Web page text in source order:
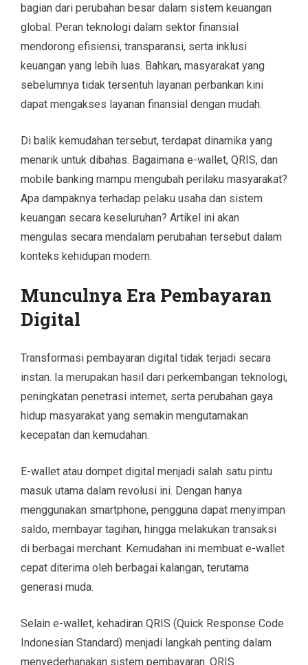
bagian dari perubahan besar dalam sistem keuangan
global. Peran teknologi dalam sektor finansial
mendorong efisiensi, transparansi, serta inklusi
keuangan yang lebih luas. Bahkan, masyarakat yang
sebelumnya tidak tersentuh layanan perbankan kini
dapat mengakses layanan finansial dengan mudah.
Di balik kemudahan tersebut, terdapat dinamika yang
menarik untuk dibahas. Bagaimana e-wallet, QRIS, dan
mobile banking mampu mengubah perilaku masyarakat?
Apa dampaknya terhadap pelaku usaha dan sistem
keuangan secara keseluruhan? Artikel ini akan
mengulas secara mendalam perubahan tersebut dalam
konteks kehidupan modern.
Munculnya Era Pembayaran
Digital
Transformasi pembayaran digital tidak terjadi secara
instan. Ia merupakan hasil dari perkembangan teknologi,
peningkatan penetrasi internet, serta perubahan gaya
hidup masyarakat yang semakin mengutamakan
kecepatan dan kemudahan.
E-wallet atau dompet digital menjadi salah satu pintu
masuk utama dalam revolusi ini. Dengan hanya
menggunakan smartphone, pengguna dapat menyimpan
saldo, membayar tagihan, hingga melakukan transaksi
di berbagai merchant. Kemudahan ini membuat e-wallet
cepat diterima oleh berbagai kalangan, terutama
generasi muda.
Selain e-wallet, kehadiran QRIS (Quick Response Code
Indonesian Standard) menjadi langkah penting dalam
menyederhanakan sistem pembayaran. QRIS